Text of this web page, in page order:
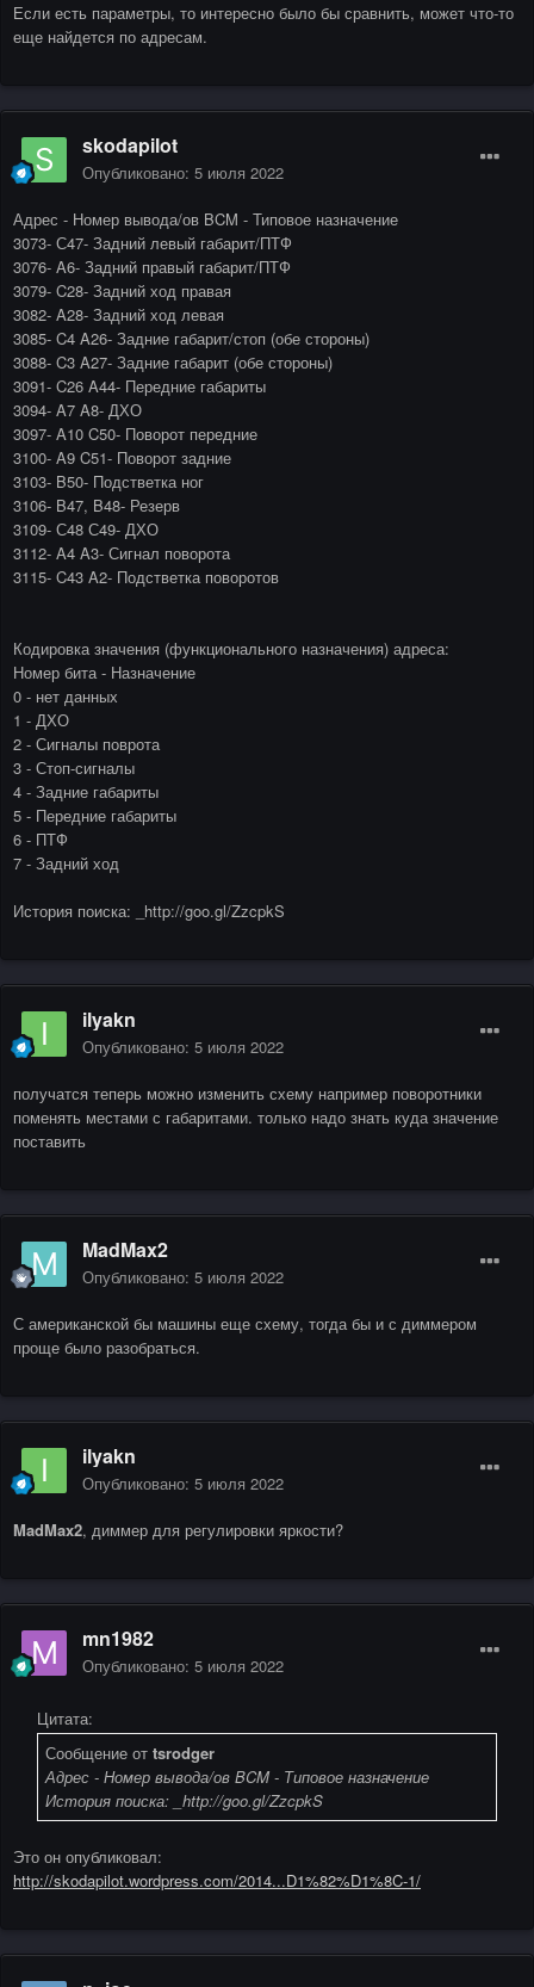
Если есть параметры, то интересно было бы сравнить, может что-то
еще найдется по адресам.
skodapilot
Опубликовано: 5 июля 2022
Адрес - Номер вывода/ов BCM - Типовое назначение
3073- С47- Задний левый габарит/ПТФ
3076- A6- Задний правый габарит/ПТФ
3079- C28- Задний ход правая
3082- A28- Задний ход левая
3085- C4 A26- Задние габарит/стоп (обе стороны)
3088- C3 A27- Задние габарит (обе стороны)
3091- C26 A44- Передние габариты
3094- A7 A8- ДХО
3097- A10 C50- Поворот передние
3100- A9 C51- Поворот задние
3103- B50- Подстветка ног
3106- B47, B48- Резерв
3109- С48 С49- ДХО
3112- A4 A3- Сигнал поворота
3115- C43 A2- Подстветка поворотов
Кодировка значения (функционального назначения) адреса:
Номер бита - Назначение
0 - нет данных
1 - ДХО
2 - Сигналы поврота
3 - Стоп-сигналы
4 - Задние габариты
5 - Передние габариты
6 - ПТФ
7 - Задний ход
История поиска: _http://goo.gl/ZzcpkS
ilyakn
Опубликовано: 5 июля 2022
получатся теперь можно изменить схему например поворотники
поменять местами с габаритами. только надо знать куда значение
поставить
MadMax2
Опубликовано: 5 июля 2022
С американской бы машины еще схему, тогда бы и с диммером
проще было разобраться.
ilyakn
Опубликовано: 5 июля 2022
MadMax2, диммер для регулировки яркости?
mn1982
Опубликовано: 5 июля 2022
Цитата:
Сообщение от tsrodger
Адрес - Номер вывода/ов BCM - Типовое назначение
История поиска: _http://goo.gl/ZzcpkS
Это он опубликовал:
http://skodapilot.wordpress.com/2014...D1%82%D1%8C-1/